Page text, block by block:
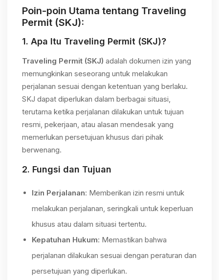
Poin-poin Utama tentang Traveling
Permit (SKJ):
1. Apa Itu Traveling Permit (SKJ)?
Traveling Permit (SKJ) adalah dokumen izin yang
memungkinkan seseorang untuk melakukan
perjalanan sesuai dengan ketentuan yang berlaku.
SKJ dapat diperlukan dalam berbagai situasi,
terutama ketika perjalanan dilakukan untuk tujuan
resmi, pekerjaan, atau alasan mendesak yang
memerlukan persetujuan khusus dari pihak
berwenang.
2. Fungsi dan Tujuan
Izin Perjalanan: Memberikan izin resmi untuk
melakukan perjalanan, seringkali untuk keperluan
khusus atau dalam situasi tertentu.
Kepatuhan Hukum: Memastikan bahwa
perjalanan dilakukan sesuai dengan peraturan dan
persetujuan yang diperlukan.